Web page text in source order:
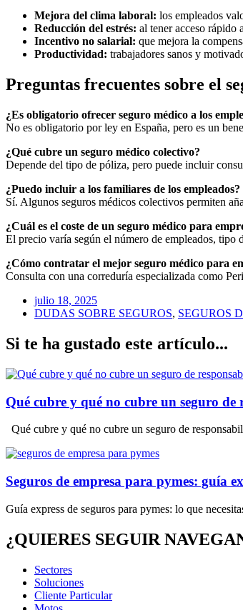
Mejora del clima laboral: los empleados
Reducción del estrés: al tener acceso rápido
Incentivo no salarial: que mejora la
Productividad: trabajadores sanos y
Preguntas frecuentes sobre el
¿Es obligatorio ofrecer seguro médico a los
No es obligatorio por ley en España, pero es un
¿Qué cubre un seguro médico colectivo?
Depende del tipo de póliza, pero puede incluir
¿Puedo incluir a los familiares de los empleados?
Sí. Algunos seguros médicos colectivos permiten
¿Cuál es el coste de un seguro médico para
El precio varía según el número de empleados,
¿Cómo contratar el mejor seguro médico para
Consulta con una correduría especializada como
julio 18, 2025
DUDAS SOBRE SEGUROS, SEGUROS
Si te ha gustado este artículo...
Qué cubre y qué no cubre un seguro
Qué cubre y qué no cubre un seguro de
Seguros de empresa para pymes: guía
Guía express de seguros para pymes: lo que
¿QUIERES SEGUIR
Sectores
Soluciones
Cliente Particular